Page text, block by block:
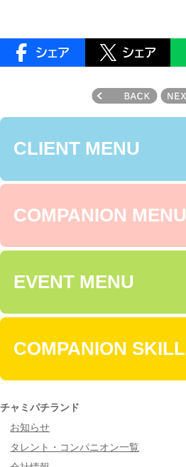
CLIENT MENU
COMPANION MENU
EVENT MENU
COMPANION SKILL
チャミパチランド
お知らせ
タレント・コンパニオン一覧